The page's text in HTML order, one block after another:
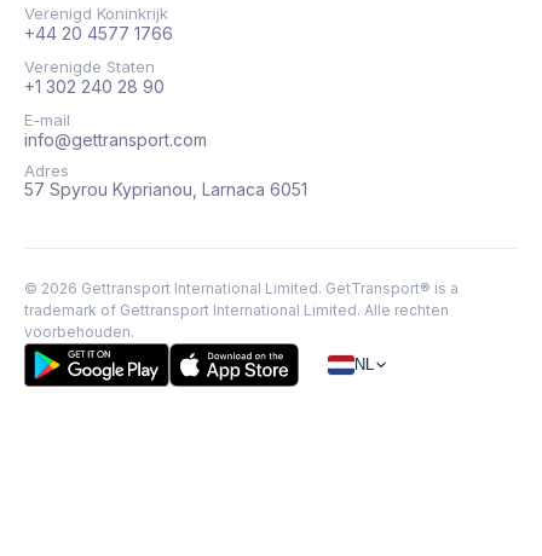
Verenigd Koninkrijk
+44 20 4577 1766
Verenigde Staten
+1 302 240 28 90
E-mail
info@gettransport.com
Adres
57 Spyrou Kyprianou, Larnaca 6051
© 2026 Gettransport International Limited. GetTransport® is a
trademark of Gettransport International Limited. Alle rechten
voorbehouden.
NL